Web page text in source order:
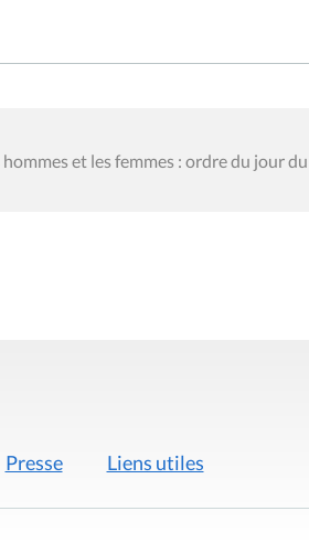
et les femmes : ordre du jour
Presse Liens utiles